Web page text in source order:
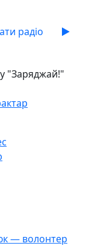
радіо
"Заряджай!"
— волонтер